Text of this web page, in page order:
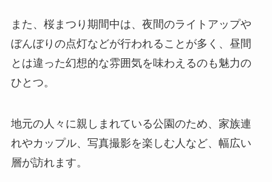
また、桜まつり期間中は、夜間のライトアップや
ぼんぼりの点灯などが行われることが多く、昼間
とは違った幻想的な雰囲気を味わえるのも魅力の
ひとつ。
地元の人々に親しまれている公園のため、家族連
れやカップル、写真撮影を楽しむ人など、幅広い
層が訪れます。